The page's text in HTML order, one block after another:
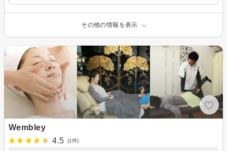
その他の情報を表示
Wembley
4.5
(1件)